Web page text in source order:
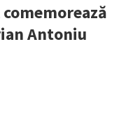
Antoniu